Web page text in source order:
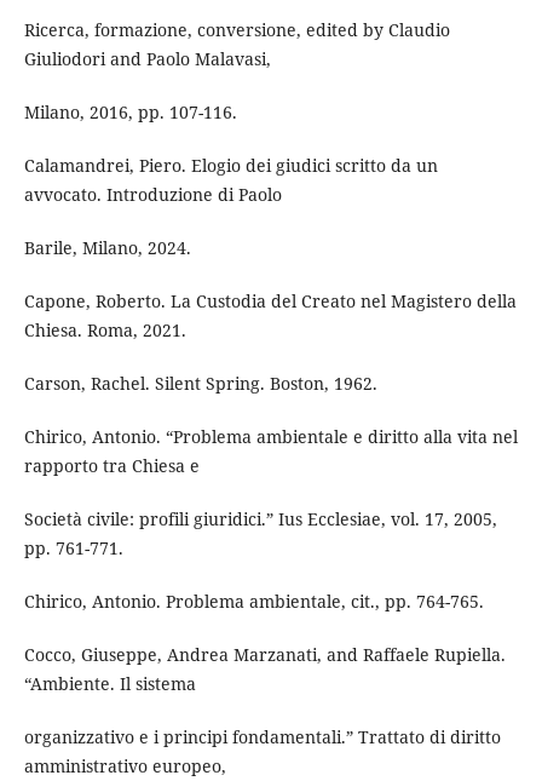
Ricerca, formazione, conversione, edited by Claudio
Giuliodori and Paolo Malavasi,
Milano, 2016, pp. 107-116.
Calamandrei, Piero. Elogio dei giudici scritto da un
avvocato. Introduzione di Paolo
Barile, Milano, 2024.
Capone, Roberto. La Custodia del Creato nel Magistero della
Chiesa. Roma, 2021.
Carson, Rachel. Silent Spring. Boston, 1962.
Chirico, Antonio. “Problema ambientale e diritto alla vita nel
rapporto tra Chiesa e
Società civile: profili giuridici.” Ius Ecclesiae, vol. 17, 2005,
pp. 761-771.
Chirico, Antonio. Problema ambientale, cit., pp. 764-765.
Cocco, Giuseppe, Andrea Marzanati, and Raffaele Rupiella.
“Ambiente. Il sistema
organizzativo e i principi fondamentali.” Trattato di diritto
amministrativo europeo,